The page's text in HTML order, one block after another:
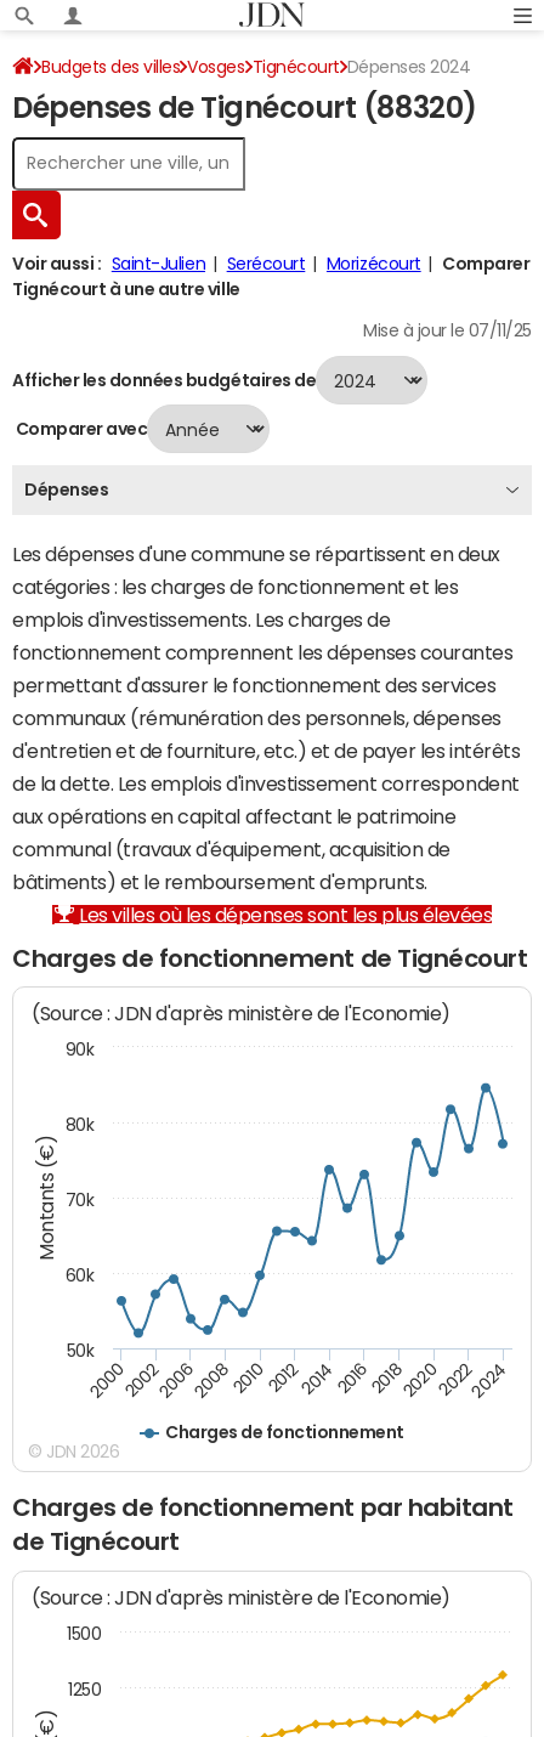
Budgets des villes Vosges Tignécourt Dépenses 2024
Dépenses de Tignécourt (88320)
Voir aussi : Saint-Julien Serécourt Morizécourt
Comparer
Tignécourt à une autre ville
Mise à jour le 07/11/25
Afficher les données budgétaires de
Comparer avec
Dépenses
Les dépenses d'une commune se répartissent en deux
catégories : les charges de fonctionnement et les
emplois d'investissements. Les charges de
fonctionnement comprennent les dépenses courantes
permettant d'assurer le fonctionnement des services
communaux (rémunération des personnels, dépenses
d'entretien et de fourniture, etc.) et de payer les intérêts
de la dette. Les emplois d'investissement correspondent
aux opérations en capital affectant le patrimoine
communal (travaux d'équipement, acquisition de
bâtiments) et le remboursement d'emprunts.
Les villes où les dépenses sont les plus élevées
Charges de fonctionnement de Tignécourt
Montants (€)
(Source : JDN d'après ministère de l'Economie)
Charges de fonctionnement
200020022006200820102012201420162018202020222024
50k
60k
70k
80k
90k
© JDN 2026
Charges de fonctionnement par habitant
de Tignécourt
(Source : JDN d'après ministère de l'Economie)
1250
1500